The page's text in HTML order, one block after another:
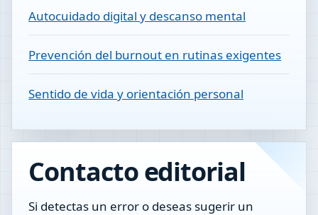
Autocuidado digital y descanso mental
Prevención del burnout en rutinas exigentes
Sentido de vida y orientación personal
Contacto editorial
Si detectas un error o deseas sugerir un